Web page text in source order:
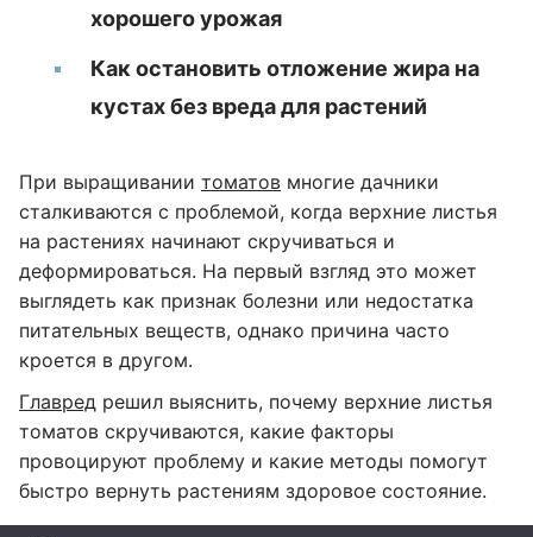
хорошего урожая
Как остановить отложение жира на
кустах без вреда для растений
При выращивании томатов многие дачники
сталкиваются с проблемой, когда верхние листья
на растениях начинают скручиваться и
деформироваться. На первый взгляд это может
выглядеть как признак болезни или недостатка
питательных веществ, однако причина часто
кроется в другом.
Главред решил выяснить, почему верхние листья
томатов скручиваются, какие факторы
провоцируют проблему и какие методы помогут
быстро вернуть растениям здоровое состояние.